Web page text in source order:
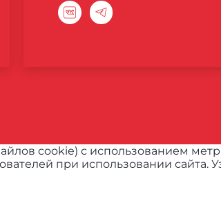
cookie) с использованием
при использовании сайта.